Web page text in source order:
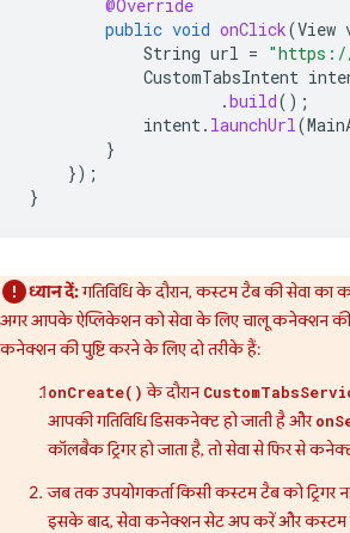
@Override
public void onClick(View
String url = "https://
CustomTabsIntent
.build();
intent. launchUrl(
}
});
}
ध्यान दें:गतिविधि के दौरान, कस्टम टैब की सेवा
अगर आपके ऐप्लिकेशन को सेवा के लिए चालू कनेक्शन की
कनेक्शन की पुष्टि करने के लिए दो तरीके हैं:
onCreate() के दौरान
आपकी गतिविधि डिसकनेक्ट हो जाती है और
कॉलबैक ट्रिगर हो जाता है, तो सेवा से फिर से
जब तक उपयोगकर्ता किसी कस्टम टैब को ट्रिगर
इसके बाद, सेवा कनेक्शन सेट अप करें और कस्टम